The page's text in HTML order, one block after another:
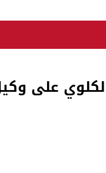
على